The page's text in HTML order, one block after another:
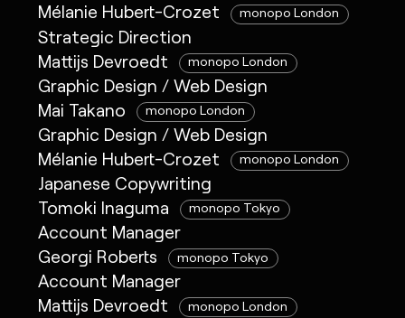
Mélanie Hubert-Crozet
monopo London
Strategic Direction
Mattijs Devroedt
monopo London
Graphic Design / Web Design
Mai Takano
monopo London
Graphic Design / Web Design
Mélanie Hubert-Crozet
monopo London
Japanese Copywriting
Tomoki Inaguma
monopo Tokyo
Account Manager
Georgi Roberts
monopo Tokyo
Account Manager
Mattijs Devroedt
monopo London